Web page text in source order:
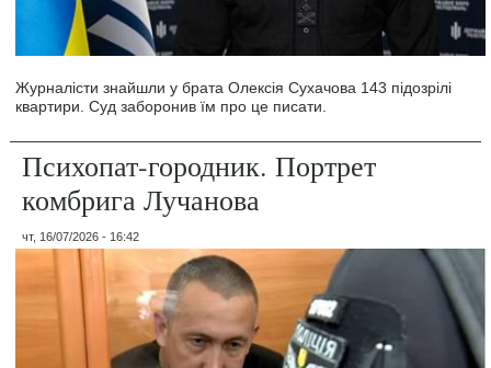
Журналісти знайшли у брата Олексія Сухачова 143 підозрілі
квартири. Суд заборонив їм про це писати.
Психопат-городник. Портрет
комбрига Лучанова
чт, 16/07/2026 - 16:42